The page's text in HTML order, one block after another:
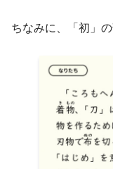
ちなみに、「初」